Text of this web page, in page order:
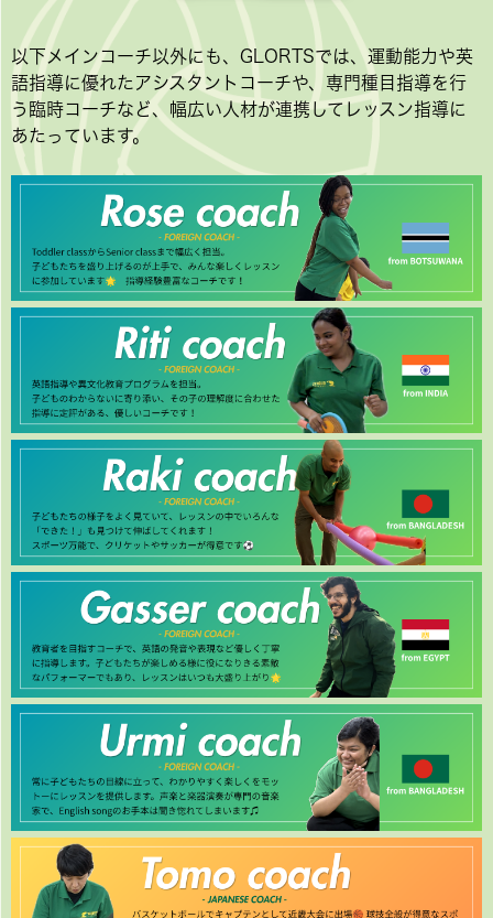
以下メインコーチ以外にも、GLORTSでは、運動能力や英
語指導に優れたアシスタントコーチや、専門種目指導を行
う臨時コーチなど、幅広い人材が連携してレッスン指導に
あたっています。